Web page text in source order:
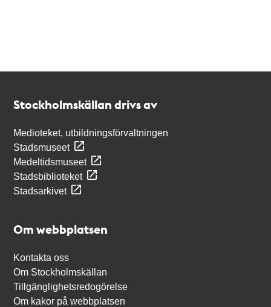
Stockholmskällan drivs av
Medioteket, utbildningsförvaltningen
Stadsmuseet
Medeltidsmuseet
Stadsbiblioteket
Stadsarkivet
Om webbplatsen
Kontakta oss
Om Stockholmskällan
Tillgänglighetsredogörelse
Om kakor på webbplatsen